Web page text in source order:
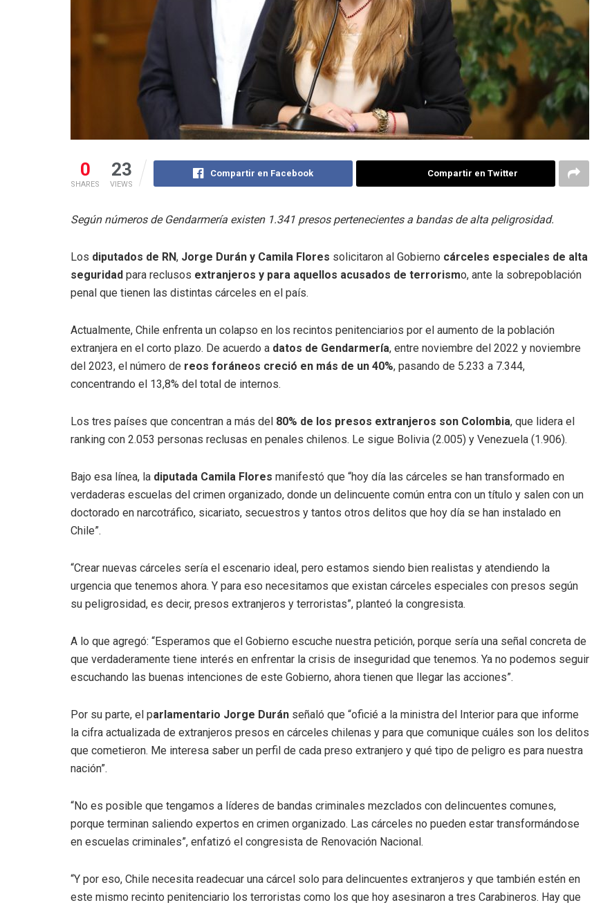
0
SHARES
23
VIEWS
Compartir en Facebook Compartir en Twitter
Según números de Gendarmería existen 1.341 presos pertenecientes a bandas de alta peligrosidad.
Los diputados de RN, Jorge Durán y Camila Flores solicitaron al Gobierno cárceles especiales de alta
seguridad para reclusos extranjeros y para aquellos acusados de terrorismo, ante la sobrepoblación
penal que tienen las distintas cárceles en el país.
Actualmente, Chile enfrenta un colapso en los recintos penitenciarios por el aumento de la población
extranjera en el corto plazo. De acuerdo a datos de Gendarmería, entre noviembre del 2022 y noviembre
del 2023, el número de reos foráneos creció en más de un 40%, pasando de 5.233 a 7.344,
concentrando el 13,8% del total de internos.
Los tres países que concentran a más del 80% de los presos extranjeros son Colombia, que lidera el
ranking con 2.053 personas reclusas en penales chilenos. Le sigue Bolivia (2.005) y Venezuela (1.906).
Bajo esa línea, la diputada Camila Flores manifestó que “hoy día las cárceles se han transformado en
verdaderas escuelas del crimen organizado, donde un delincuente común entra con un título y salen con un
doctorado en narcotráfico, sicariato, secuestros y tantos otros delitos que hoy día se han instalado en
Chile”.
“Crear nuevas cárceles sería el escenario ideal, pero estamos siendo bien realistas y atendiendo la
urgencia que tenemos ahora. Y para eso necesitamos que existan cárceles especiales con presos según
su peligrosidad, es decir, presos extranjeros y terroristas”, planteó la congresista.
A lo que agregó: “Esperamos que el Gobierno escuche nuestra petición, porque sería una señal concreta de
que verdaderamente tiene interés en enfrentar la crisis de inseguridad que tenemos. Ya no podemos seguir
escuchando las buenas intenciones de este Gobierno, ahora tienen que llegar las acciones”.
Por su parte, el parlamentario Jorge Durán señaló que “oficié a la ministra del Interior para que informe
la cifra actualizada de extranjeros presos en cárceles chilenas y para que comunique cuáles son los delitos
que cometieron. Me interesa saber un perfil de cada preso extranjero y qué tipo de peligro es para nuestra
nación”.
“No es posible que tengamos a líderes de bandas criminales mezclados con delincuentes comunes,
porque terminan saliendo expertos en crimen organizado. Las cárceles no pueden estar transformándose
en escuelas criminales”, enfatizó el congresista de Renovación Nacional.
“Y por eso, Chile necesita readecuar una cárcel solo para delincuentes extranjeros y que también estén en
este mismo recinto penitenciario los terroristas como los que hoy asesinaron a tres Carabineros. Hay que